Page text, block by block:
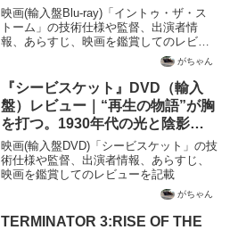
映画(輸入盤Blu-ray)「イントゥ・ザ・ス
トーム」の技術仕様や監督、出演者情
報、あらすじ、映画を鑑賞してのレビュ
がちゃん
『シービスケット』DVD（輸入
盤）レビュー｜“再生の物語”が胸
を打つ。1930年代の光と陰影を
刻む良質ドラマ【SDR / Dolby
Digital 5.1】
映画(輸入盤DVD)「シービスケット」の技
術仕様や監督、出演者情報、あらすじ、
映画を鑑賞してのレビューを記載
がちゃん
TERMINATOR 3:RISE OF THE